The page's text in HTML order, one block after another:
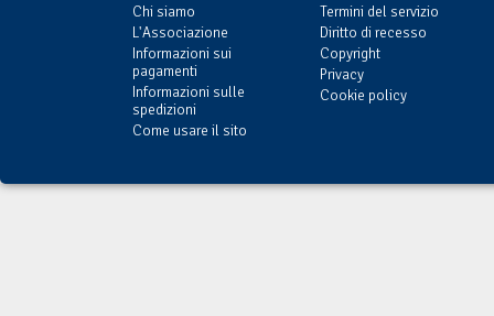
Chi siamo
L'Associazione
Informazioni sui
pagamenti
Informazioni sulle
spedizioni
Come usare il sito
Termini del servizio
Diritto di recesso
Copyright
Privacy
Cookie policy